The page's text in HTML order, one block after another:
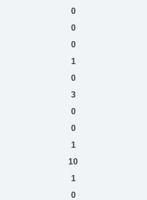
0
0
0
1
0
3
0
0
1
10
1
0